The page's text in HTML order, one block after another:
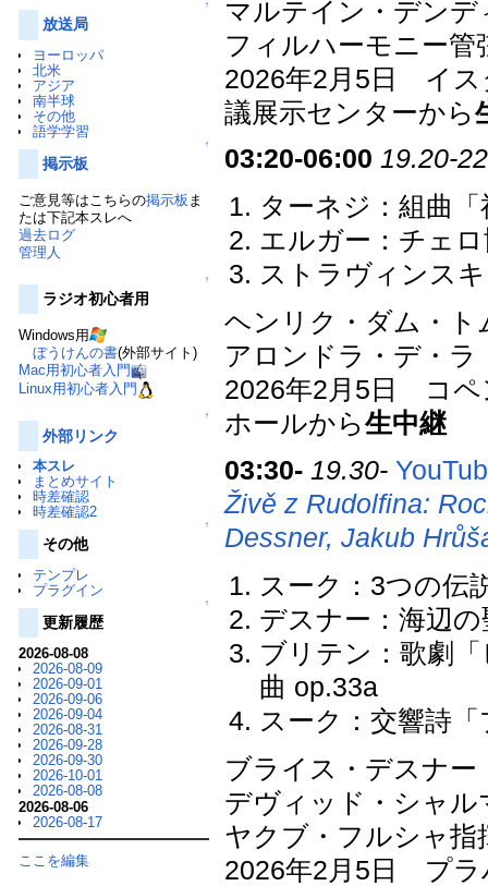
↑
放送局
ヨーロッパ
北米
アジア
南半球
その他
語学学習
↑
掲示板
ご意見等はこちらの掲示板 ま
たは下記本スレへ
過去ログ
管理人
↑
ラジオ初心者用
Windows用
ぼうけんの書(外部サイト)
Mac用初心者入門
Linux用初心者入門
↑
外部リンク
本スレ
まとめサイト
時差確認
時差確認2
↑
その他
テンプレ
プラグイン
↑
更新履歴
2026-08-08
2026-08-09
2026-09-01
2026-09-06
2026-09-04
2026-08-31
2026-09-28
2026-09-30
2026-10-01
2026-08-08
2026-08-06
2026-08-17
ここを編集
マルテイン・デン
フィルハーモニー管
2026年2月5日 イス
議展示センターから
03:20-06:00 19.20-
ターネジ：組曲
エルガー：チェ
ストラヴィンス
ヘンリク・ダム・ト
アロンドラ・デ・ラ
2026年2月5日 コペ
ホールから生中継
03:30- 19.30-
Živě z Rudolfina:
Dessner, Jakub
スーク：3つの伝
デスナー：海辺
ブリテン：歌劇
曲 op.33a
スーク：交響詩
ブライス・デスナ
デヴィッド・シャル
ヤクブ・フルシャ指
2026年2月5日 プラ